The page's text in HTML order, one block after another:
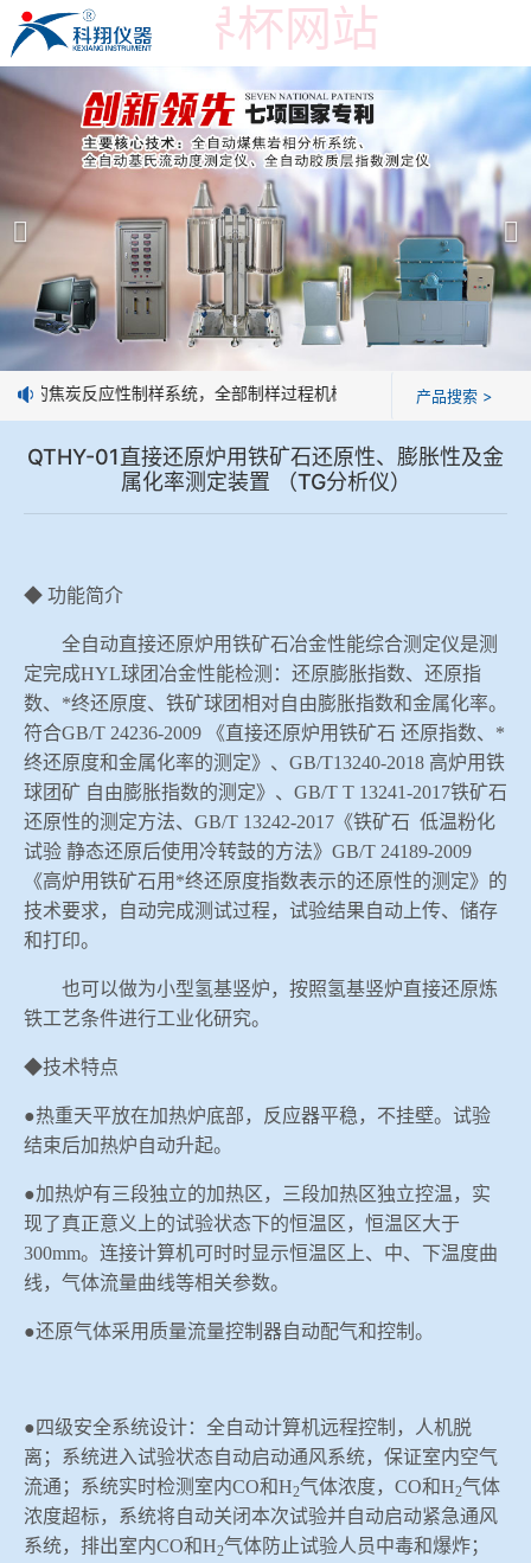
在线买世界杯网站
在线买世界杯网站
产品展示 ＞
焦炭高温性能检测系统
焦化行业检测及优化配煤设备
球团矿/烧结矿/块矿高温冶金性能检测系统
烧结/球团优化配矿研究设备
高炉配吹煤检测设备
矿石、焦炭物理检测及制样设备
工业分析、测硫仪等
公司简介
在线买世界杯网站
企业业绩
技术交流
视频观赏
标准下载
在线买世界杯网站
的焦炭反应性制样系统，全部制样过程机械化操作，没有人为误差，
产品搜索 >
QTHY-01直接还原炉用铁矿石还原性、膨胀性及金
属化率测定装置 （TG分析仪）
◆ 功能简介
全自动直接还原炉用铁矿石冶金性能综合测定仪是测
定完成HYL球团冶金性能检测：还原膨胀指数、还原指
数、*终还原度、铁矿球团相对自由膨胀指数和金属化率。
符合GB/T 24236-2009
《直接还原炉用铁矿石 还原指数、*
终还原度和金属化率的测定》、 GB/T13240-2018 高炉用铁
球团矿 自由膨胀指数的测定》、 GB/T T 13241-2017铁矿石
还原性的测定方法、 GB/T 13242-2017 《铁矿石 低温粉化
试验 静态还原后使用冷转鼓的方法》 GB/T 24189-2009
《高炉用铁矿石用*终还原度指数表示的还原性的测定》的
技术要求，自动完成测试过程，试验结果自动上传、储存
和打印。
也可以做为小型氢基竖炉，按照氢基竖炉直接还原炼
铁工艺条件进行工业化研究。
◆技术特点
●热重天平放在加热炉底部，反应器平稳，不挂壁。试验
结束后加热炉自动升起。
●加热炉有三段独立的加热区，三段加热区独立控温，实
现了真正意义上的试验状态下的恒温区，恒温区大于
300mm。连接计算机可时时显示恒温区上、中、下温度曲
线，气体流量曲线等相关参数。
●还原气体采用质量流量控制器自动配气和控制。
●四级安全系统设计：全自动计算机远程控制，人机脱
离；系统进入试验状态自动启动通风系统，保证室内空气
流通；系统实时检测室内CO和H2气体浓度， CO和H2气体
浓度超标，系统将自动关闭本次试验并自动启动紧急通风
系统，排出室内CO和H2气体防止试验人员中毒和爆炸；